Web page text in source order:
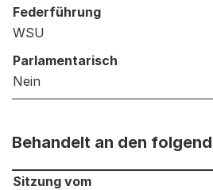
Federführung
WSU
Parlamentarisch
Nein
Behandelt an den
Behandelt an den folgenden
Sitzung vom